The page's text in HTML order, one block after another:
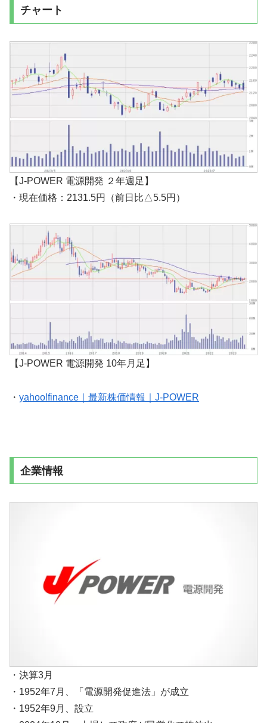
チャート
【J-POWER 電源開発 ２年週足】
・現在価格：2131.5円（前日比△5.5円）
【J-POWER 電源開発 10年月足】
・ yahoo!finance｜最新株価情報｜J-POWER
企業情報
・決算3月
・1952年7月、「電源開発促進法」が成立
・1952年9月、設立